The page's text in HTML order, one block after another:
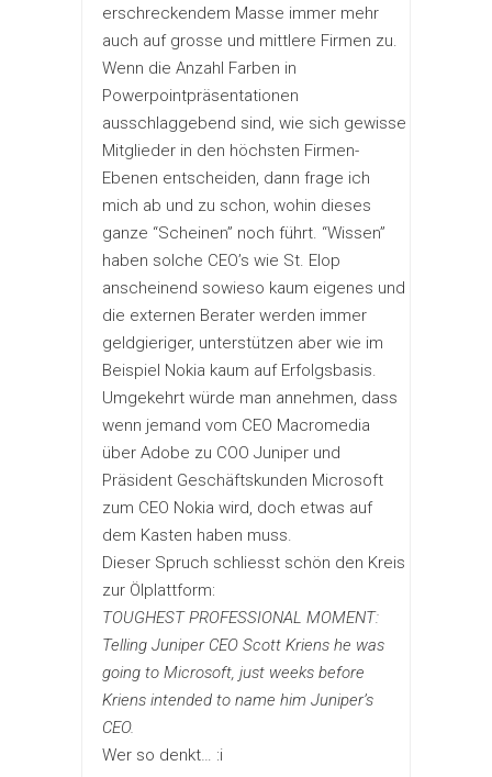
erschreckendem Masse immer mehr
auch auf grosse und mittlere Firmen zu.
Wenn die Anzahl Farben in
Powerpointpräsentationen
ausschlaggebend sind, wie sich gewisse
Mitglieder in den höchsten Firmen-
Ebenen entscheiden, dann frage ich
mich ab und zu schon, wohin dieses
ganze “Scheinen” noch führt. “Wissen”
haben solche CEO’s wie St. Elop
anscheinend sowieso kaum eigenes und
die externen Berater werden immer
geldgieriger, unterstützen aber wie im
Beispiel Nokia kaum auf Erfolgsbasis.
Umgekehrt würde man annehmen, dass
wenn jemand vom CEO Macromedia
über Adobe zu COO Juniper und
Präsident Geschäftskunden Microsoft
zum CEO Nokia wird, doch etwas auf
dem Kasten haben muss.
Dieser Spruch schliesst schön den Kreis
zur Ölplattform:
TOUGHEST PROFESSIONAL MOMENT:
Telling Juniper CEO Scott Kriens he was
going to Microsoft, just weeks before
Kriens intended to name him Juniper’s
CEO.
Wer so denkt… :i